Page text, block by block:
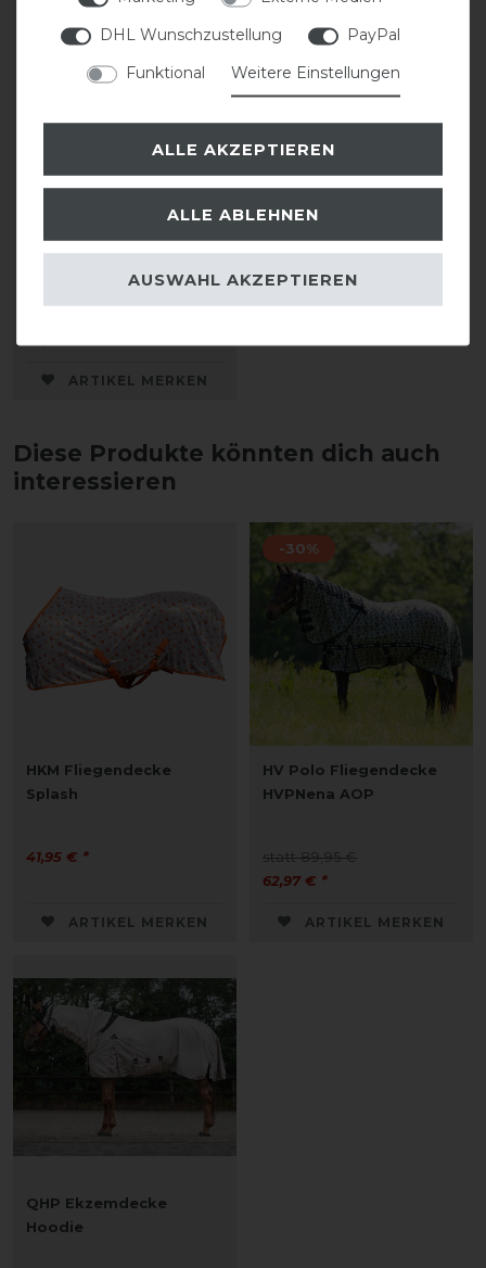
-30%
HVPNena print
ARTIKEL MERKEN
Diese Produkte könnten dich auch
interessieren
HKM Fliegendecke
Splash
41,95 € *
ARTIKEL MERKEN
-30%
HV Polo Fliegendecke
HVPNena AOP
statt 89,95 €
62,97 € *
ARTIKEL MERKEN
QHP Ekzemdecke
Hoodie
DHL Wunschzustellung
PayPal
Funktional
Weitere Einstellungen
ALLE AKZEPTIEREN
ALLE ABLEHNEN
AUSWAHL AKZEPTIEREN